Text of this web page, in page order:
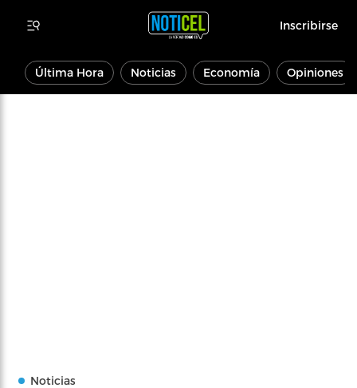
Inscribirse
Última Hora Noticias Economía Opiniones
Noticias